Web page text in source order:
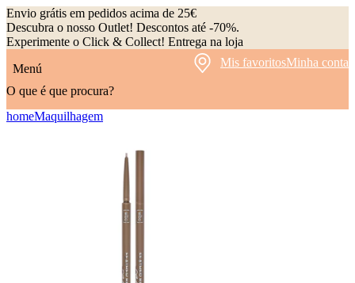
Envio grátis em pedidos acima de 25€
Descubra o nosso Outlet! Descontos até -70%.
Experimente o Click & Collect! Entrega na loja
Menú
Mis favoritosMinha conta
O que é que procura?
homeMaquilhagem